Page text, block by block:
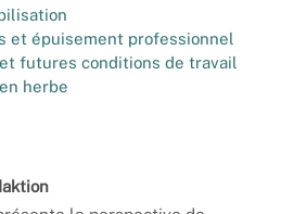
et épuisement professionnel
futures conditions de travail
herbe